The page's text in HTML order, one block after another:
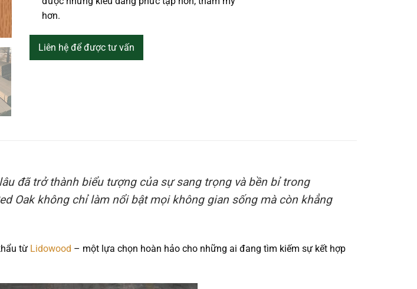
hơn.
Liên hệ để được tư vấn
đã trở thành biểu tượng của sự sang trọng và bền bỉ trong
Oak không chỉ làm nổi bật mọi không gian sống mà còn khẳng
từ Lidowood – một lựa chọn hoàn hảo cho những ai đang tìm kiếm sự kết hợp